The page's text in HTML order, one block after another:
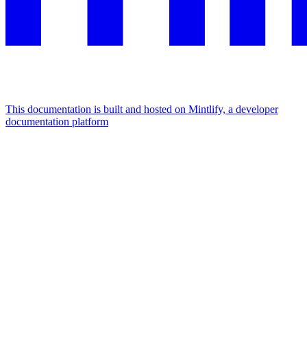
This documentation is built and hosted on Mintlify, a developer
documentation platform